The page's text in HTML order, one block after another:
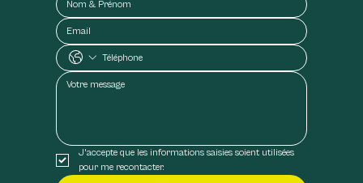
J'accepte que les informations saisies soient utilisées
pour me recontacter.